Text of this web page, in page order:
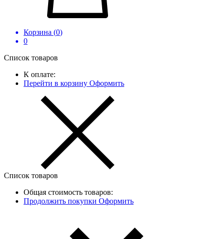
Корзина (0)
0
Список товаров
К оплате:
Перейти в корзину Оформить
Список товаров
Общая стоимость товаров:
Продолжить покупки Оформить